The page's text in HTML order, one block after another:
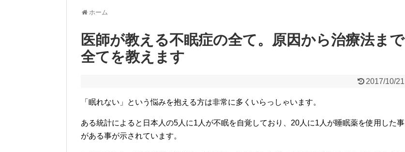
ホーム
医師が教える不眠症の全て。原因から治療法まで
全てを教えます
2017/10/21
「眠れない」という悩みを抱える方は非常に多くいらっしゃいます。
ある統計によると日本人の5人に1人が不眠を自覚しており、20人に1人が睡眠薬を使用した事
がある事が示されています。